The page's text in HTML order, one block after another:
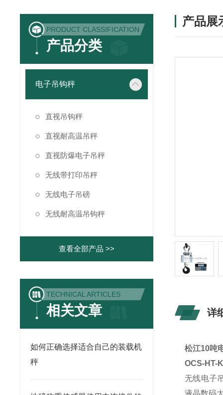
PRODUCT CLASSIFICATION
产品分类
电子吊钩秤
直视吊钩秤
直视耐高温吊秤
直视防爆电子吊秤
无线带打印吊秤
无线电子吊磅
无线耐高温吊钩秤
查看全部产品 >>
TECHNICAL ARTICLES
相关文章
如何正确选择适合自己的装载机
秤
产品展
详
松江10吨
OCS-HT-
无线电子
液晶数码